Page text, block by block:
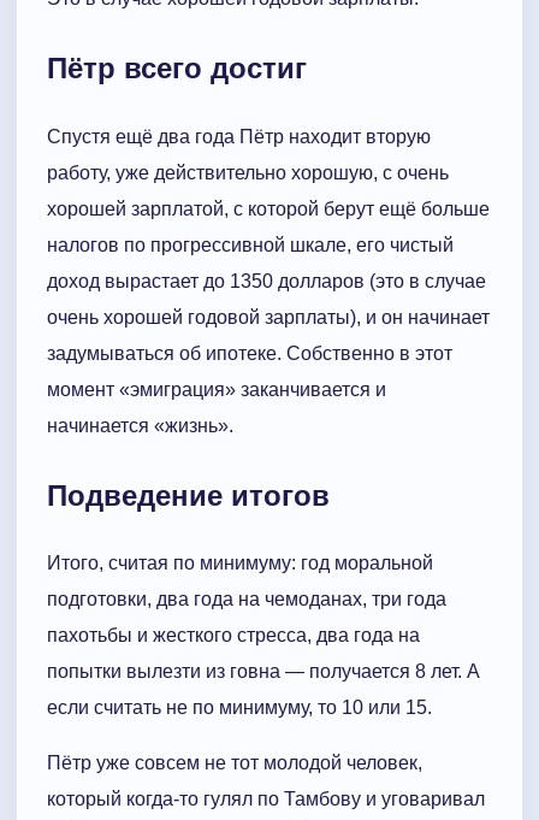
Пётр всего достиг
Спустя ещё два года Пётр находит вторую
работу, уже действительно хорошую, с очень
хорошей зарплатой, с которой берут ещё больше
налогов по прогрессивной шкале, его чистый
доход вырастает до 1350 долларов (это в случае
очень хорошей годовой зарплаты), и он начинает
задумываться об ипотеке. Собственно в этот
момент «эмиграция» заканчивается и
начинается «жизнь».
Подведение итогов
Итого, считая по минимуму: год моральной
подготовки, два года на чемоданах, три года
пахотьбы и жесткого стресса, два года на
попытки вылезти из говна — получается 8 лет. А
если считать не по минимуму, то 10 или 15.
Пётр уже совсем не тот молодой человек,
который когда-то гулял по Тамбову и уговаривал